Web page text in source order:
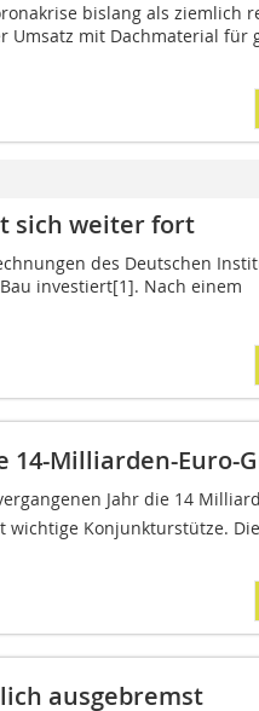
bislang als ziemlich
Umsatz mit Dachmaterial für
sich weiter fort
des Deutschen
investiert[1]. Nach einem
14-Milliarden-Euro-
Jahr die 14
wichtige Konjunkturstütze. Die
ausgebremst